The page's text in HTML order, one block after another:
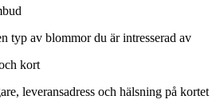
typ av blommor du är intresserad av
kort
leveransadress och hälsning på kortet